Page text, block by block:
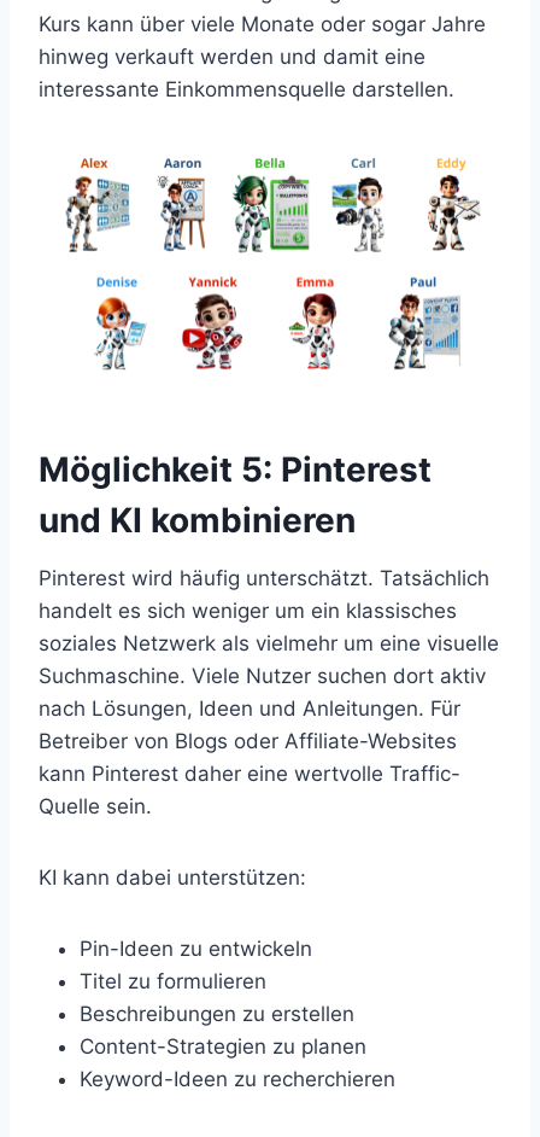
Kurs kann über viele Monate oder sogar Jahre
hinweg verkauft werden und damit eine
interessante Einkommensquelle darstellen.
Möglichkeit 5: Pinterest
und KI kombinieren
Pinterest wird häufig unterschätzt. Tatsächlich
handelt es sich weniger um ein klassisches
soziales Netzwerk als vielmehr um eine visuelle
Suchmaschine. Viele Nutzer suchen dort aktiv
nach Lösungen, Ideen und Anleitungen. Für
Betreiber von Blogs oder Affiliate-Websites
kann Pinterest daher eine wertvolle Traffic-
Quelle sein.
KI kann dabei unterstützen:
Pin-Ideen zu entwickeln
Titel zu formulieren
Beschreibungen zu erstellen
Content-Strategien zu planen
Keyword-Ideen zu recherchieren